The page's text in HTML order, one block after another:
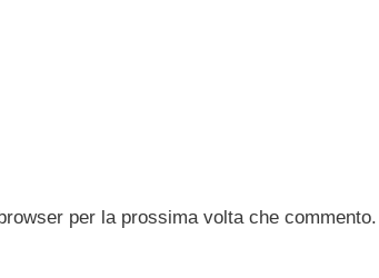
per la prossima volta che commento.